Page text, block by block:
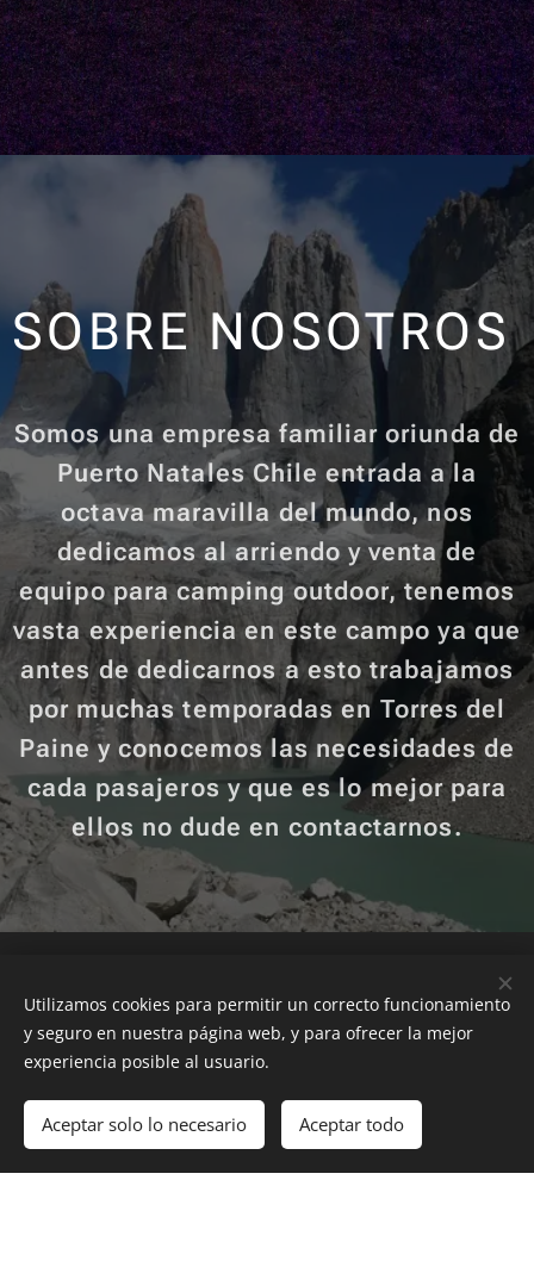
SOBRE NOSOTROS
Somos una empresa familiar oriunda de
Puerto Natales Chile entrada a la
octava maravilla del mundo, nos
dedicamos al arriendo y venta de
equipo para camping outdoor, tenemos
vasta experiencia en este campo ya que
antes de dedicarnos a esto trabajamos
por muchas temporadas en Torres del
Paine y conocemos las necesidades de
cada pasajeros y que es lo mejor para
ellos no dude en contactarnos.
Somos Rental ChumanGo
Utilizamos cookies para permitir un correcto funcionamiento
y seguro en nuestra página web, y para ofrecer la mejor
experiencia posible al usuario.
Aceptar solo lo necesario Aceptar todo